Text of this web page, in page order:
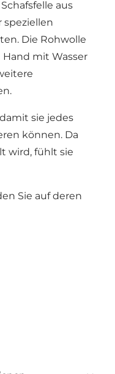
aus
speziellen
Die Rohwolle
mit Wasser
sie jedes
können. Da
wird, fühlt sie
Sie auf deren